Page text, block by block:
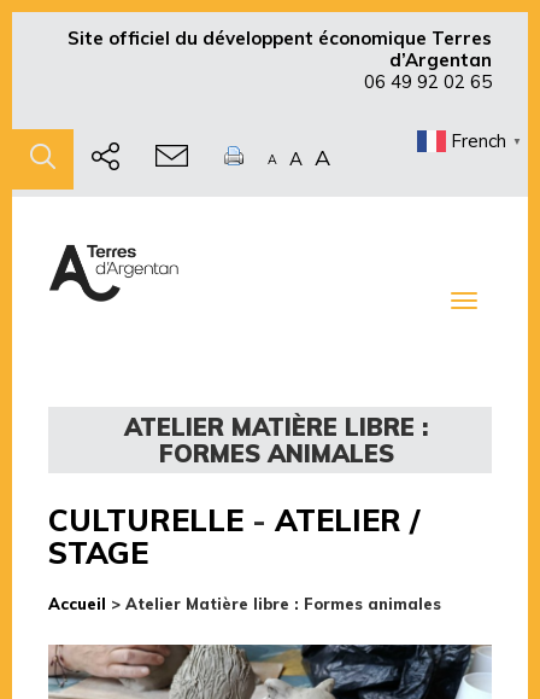
Site officiel du développent économique Terres
d’Argentan
06 49 92 02 65
A A A
French ▼
Toggle
ATELIER MATIÈRE LIBRE :
FORMES ANIMALES
CULTURELLE - ATELIER /
STAGE
Accueil > Atelier Matière libre : Formes animales